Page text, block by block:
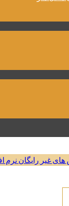
غیر رایگان نرم